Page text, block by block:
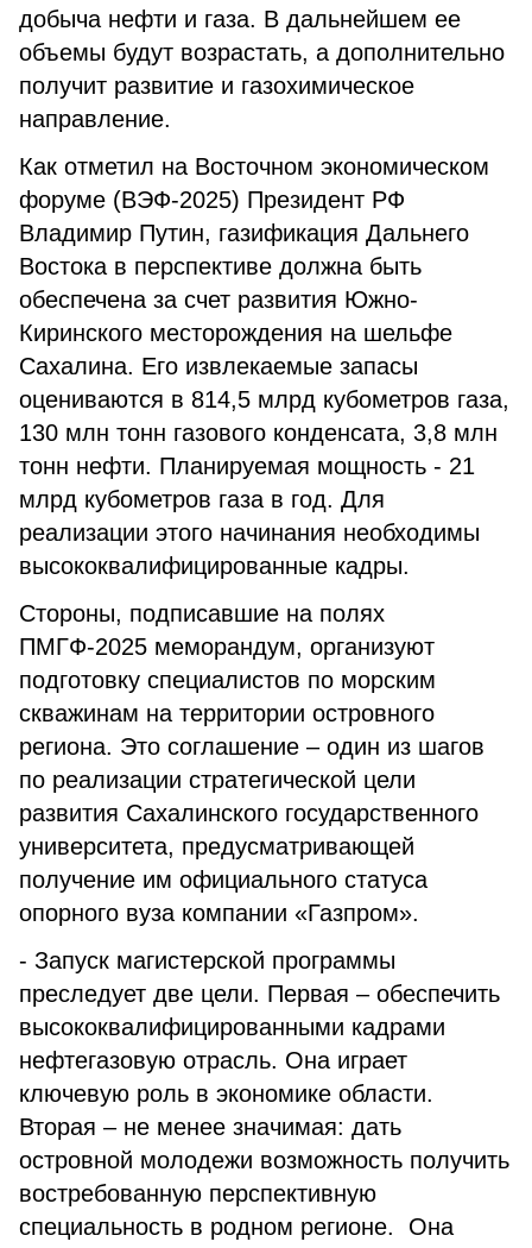
добыча нефти и газа. В дальнейшем ее
объемы будут возрастать, а дополнительно
получит развитие и газохимическое
направление.
Как отметил на Восточном экономическом
форуме (ВЭФ-2025) Президент РФ
Владимир Путин, газификация Дальнего
Востока в перспективе должна быть
обеспечена за счет развития Южно-
Киринского месторождения на шельфе
Сахалина. Его извлекаемые запасы
оцениваются в 814,5 млрд кубометров газа,
130 млн тонн газового конденсата, 3,8 млн
тонн нефти. Планируемая мощность - 21
млрд кубометров газа в год. Для
реализации этого начинания необходимы
высококвалифицированные кадры.
Стороны, подписавшие на полях
ПМГФ-2025 меморандум, организуют
подготовку специалистов по морским
скважинам на территории островного
региона. Это соглашение – один из шагов
по реализации стратегической цели
развития Сахалинского государственного
университета, предусматривающей
получение им официального статуса
опорного вуза компании «Газпром».
- Запуск магистерской программы
преследует две цели. Первая – обеспечить
высококвалифицированными кадрами
нефтегазовую отрасль. Она играет
ключевую роль в экономике области.
Вторая – не менее значимая: дать
островной молодежи возможность получить
востребованную перспективную
специальность в родном регионе. Она